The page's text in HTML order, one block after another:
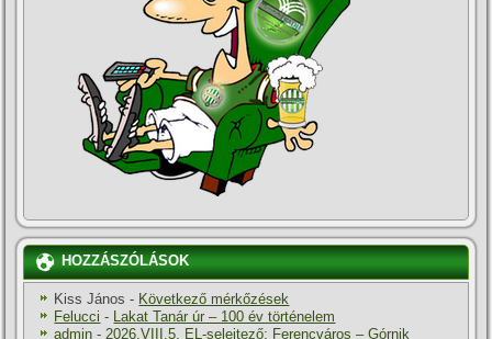
HOZZÁSZÓLÁSOK
Kiss János - Következő mérkőzések
Felucci -
Lakat Tanár úr – 100 év történelem
admin - 2026.VIII.5. EL-selejtező: Ferencváros – Górnik